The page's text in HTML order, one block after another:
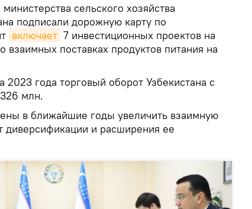
сельского хозяйства
подписали дорожную карту по
включает 7 инвестиционных проектов на
взаимных поставках продуктов питания на
года торговый оборот Узбекистана с
млн.
в ближайшие годы увеличить взаимную
диверсификации и расширения ее